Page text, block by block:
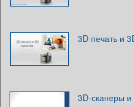
3D печать и
3D-сканеры